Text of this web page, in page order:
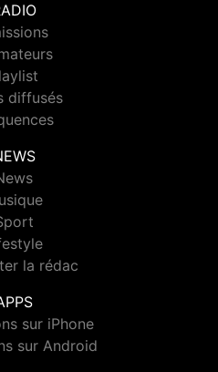
diffusés
la rédac
sur iPhone
sur Android